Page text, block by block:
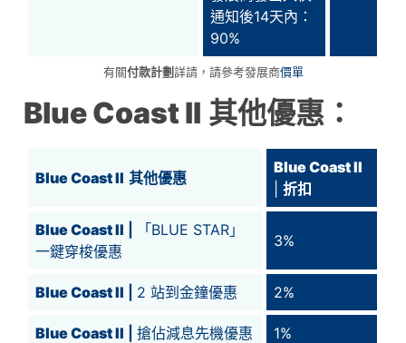
通知後14天內：
90%
有關付款計劃詳請，請參考發展商價單
Blue Coast II 其他優惠：
Blue Coast II 其他優惠
Blue Coast II
|折扣
Blue Coast II
「BLUE STAR」
一鍵穿梭優惠
3%
Blue Coast II 2 站到金鐘優惠 2%
Blue Coast II |搶佔減息先機優惠 1%